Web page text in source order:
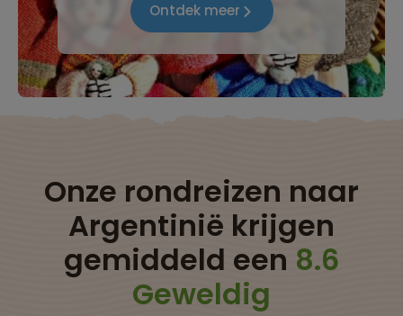
Ontdek meer
Onze rondreizen naar
Argentinië krijgen
gemiddeld een 8.6
Geweldig